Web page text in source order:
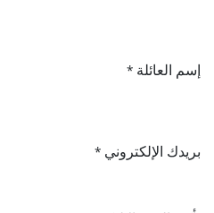
إسم العائلة *
بريدك الإلكتروني *